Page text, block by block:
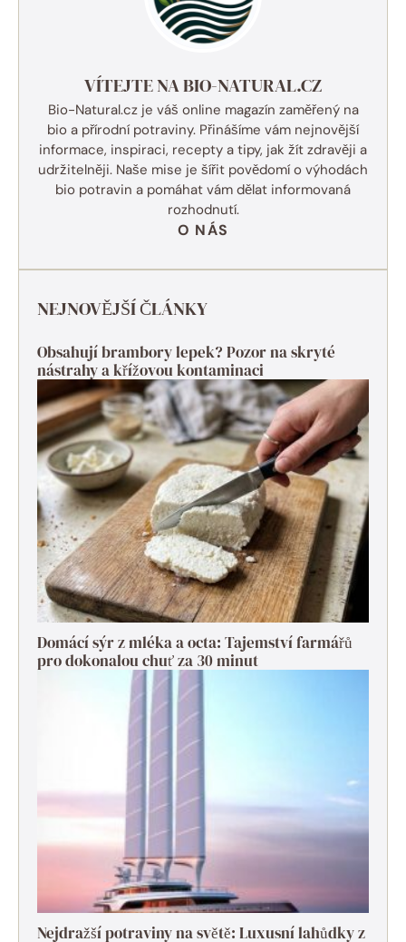
VÍTEJTE NA BIO-NATURAL.CZ
Bio-Natural.cz je váš online magazín zaměřený na
bio a přírodní potraviny. Přinášíme vám nejnovější
informace, inspiraci, recepty a tipy, jak žít zdravěji a
udržitelněji. Naše mise je šířit povědomí o výhodách
bio potravin a pomáhat vám dělat informovaná
rozhodnutí.
O NÁS
NEJNOVĚJŠÍ ČLÁNKY
Obsahují brambory lepek? Pozor na skryté
nástrahy a křížovou kontaminaci
Domácí sýr z mléka a octa: Tajemství farmářů
pro dokonalou chuť za 30 minut
Nejdražší potraviny na světě: Luxusní lahůdky z